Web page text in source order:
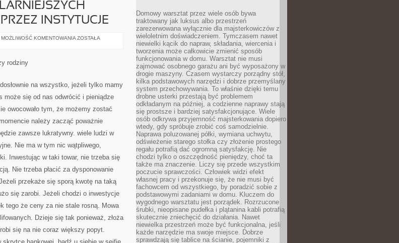
INSTYTUCJE
MOŻLIWOŚĆ KOMENTOWANIA TO
NAJPOPULARNIEJSZYCH
INSTYTUCJE
ZOSTAŁA
rodziny
na wszystko, jeżeli tylko mamy
może się od nas odwrócić i pieniądze
owocowało tym, że możemy zostać
należy zacząć poważnie
zawsze lukratywny. wiele ludzi w
Nie ma w tym nic wątpliwego,
Inwestując w taki towar, nie trzeba się
Nie trzeba płacić za dysponowanie
przekaże się sporą kwotę na taką
się zarobi. Jeżeli chodzi o inwestycje
tego że ceny za nie stale rosną. Mowa
Dzieje się tak ponieważ, złoża
się na nie coraz większy popyt.
Domowy warsztat przez wiele osób bywa
traktowany jak luksus albo przestrzeń
zarezerwowana wyłącznie dla majsterkowiczów z
wieloletnim doświadczeniem. Tymczasem nawet
niewielki kącik do napraw, składania, wiercenia i
tworzenia może całkowicie zmienić sposób
funkcjonowania w domu. Warsztat nie musi
zajmować osobnego garażu ani być wyposażony w
drogie maszyny. Czasem wystarczy porządny stół,
kilka podstawowych narzędzi i dobrze przemyślany
system przechowywania. To właśnie dzięki temu
drobne usterki przestają być problemem
odkładanym na później, a codzienne naprawy stają
się prostsze i bardziej satysfakcjonujące. Wiele
osób odkrywa przyjemność majsterkowania dopiero
wtedy, gdy spróbuje zrobić coś samodzielnie.
Naprawa poluzowanej półki, wymiana uchwytu,
odświeżenie starego stołka czy złożenie prostego
regału potrafią dać ogromną satysfakcję. Nie
chodzi tylko o oszczędność pieniędzy, choć ta
także ma znaczenie. Liczy się przede wszystkim
poczucie sprawczości. Człowiek widzi efekt
własnej pracy i przekonuje się, że nie musi być
fachowcem od wszystkiego, by poradzić sobie z
podstawowymi zadaniami w domu. Kluczem do
wygodnego warsztatu jest porządek. Rozrzucone
śrubki, nieopisane pudełka i plątanina kabli potrafią
skutecznie zniechęcić do działania. Nawet
niewielka przestrzeń może być funkcjonalna, jeśli
każde narzędzie ma swoje miejsce. Dobrze
sprawdzają się tablice na ścianie, pojemniki z